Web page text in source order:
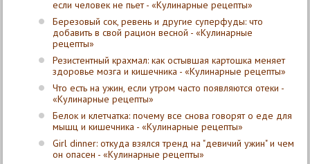
если человек не пьет - «Кулинарные рецепты»
Березовый сок, ревень и другие суперфуды: что
добавить в свой рацион весной - «Кулинарные
рецепты»
Резистентный крахмал: как остывшая картошка меняет
здоровье мозга и кишечника - «Кулинарные рецепты»
Что есть на ужин, если утром часто появляются отеки -
«Кулинарные рецепты»
Белок и клетчатка: почему все снова говорят о еде для
мышц и кишечника - «Кулинарные рецепты»
Girl dinner: откуда взялся тренд на "девичий ужин" и чем
он опасен - «Кулинарные рецепты»